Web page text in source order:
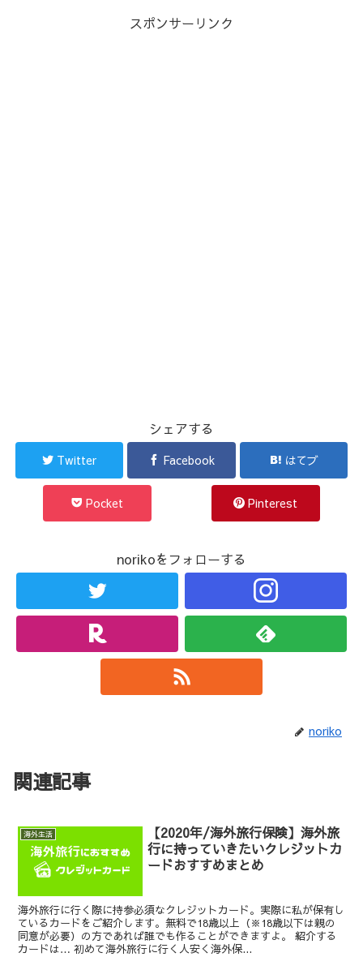
スポンサーリンク
シェアする
Twitter Facebook はてブ
Pocket Pinterest
norikoをフォローする
noriko
関連記事
海外生活
【2020年/海外旅行保険】海外旅
行に持っていきたいクレジットカ
ードおすすめまとめ
海外旅行に行く際に持参必須なクレジットカード。実際に私が保有し
ているカードをご紹介します。無料で18歳以上（※18歳以下は親の
同意が必要）の方であれば誰でも作ることができますよ。 紹介する
カードは… 初めて海外旅行に行く人安く海外保...